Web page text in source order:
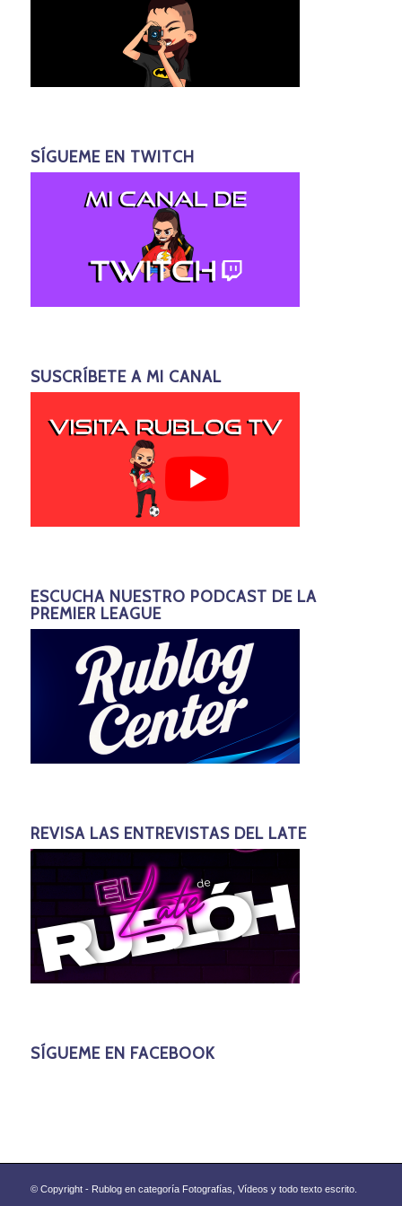
SÍGUEME EN TWITCH
SUSCRÍBETE A MI CANAL
ESCUCHA NUESTRO PODCAST DE LA
PREMIER LEAGUE
REVISA LAS ENTREVISTAS DEL LATE
SÍGUEME EN FACEBOOK
© Copyright - Rublog en categoría Fotografías, Vídeos y todo texto escrito.